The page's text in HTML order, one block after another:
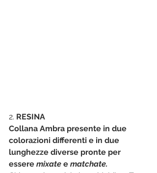
2. RESINA
Collana Ambra presente in due
colorazioni differenti e in due
lunghezze diverse pronte per
essere mixate e matchate.